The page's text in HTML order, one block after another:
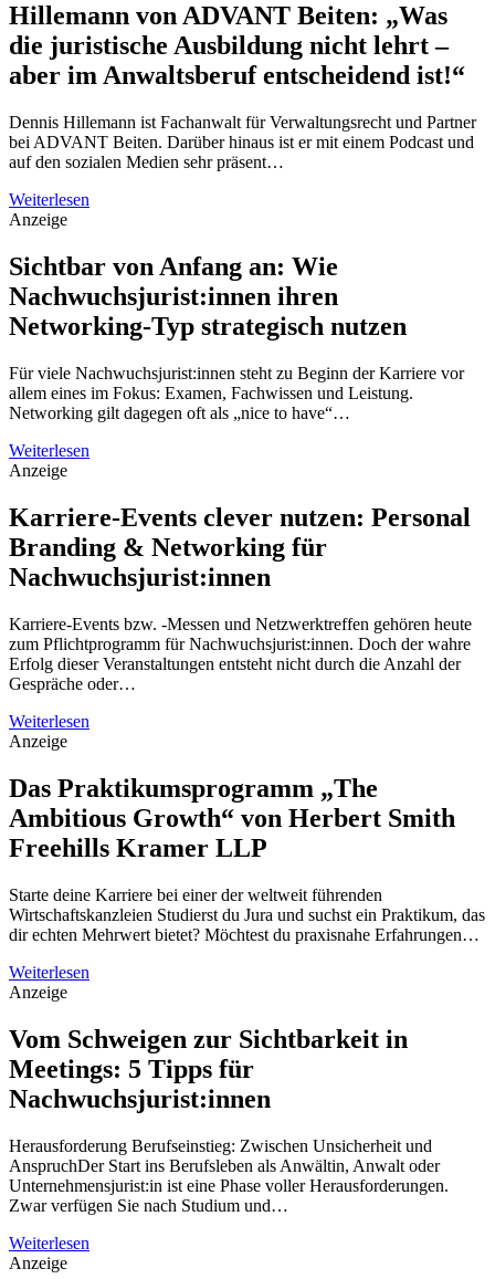
Hillemann von ADVANT Beiten: „Was
die juristische Ausbildung nicht lehrt –
aber im Anwaltsberuf entscheidend ist!“
Dennis Hillemann ist Fachanwalt für Verwaltungsrecht und Partner
bei ADVANT Beiten. Darüber hinaus ist er mit einem Podcast und
auf den sozialen Medien sehr präsent…
Weiterlesen
Anzeige
Sichtbar von Anfang an: Wie
Nachwuchsjurist:innen ihren
Networking-Typ strategisch nutzen
Für viele Nachwuchsjurist:innen steht zu Beginn der Karriere vor
allem eines im Fokus: Examen, Fachwissen und Leistung.
Networking gilt dagegen oft als „nice to have“…
Weiterlesen
Anzeige
Karriere-Events clever nutzen: Personal
Branding & Networking für
Nachwuchsjurist:innen
Karriere-Events bzw. -Messen und Netzwerktreffen gehören heute
zum Pflichtprogramm für Nachwuchsjurist:innen. Doch der wahre
Erfolg dieser Veranstaltungen entsteht nicht durch die Anzahl der
Gespräche oder…
Weiterlesen
Anzeige
Das Praktikumsprogramm „The
Ambitious Growth“ von Herbert Smith
Freehills Kramer LLP
Starte deine Karriere bei einer der weltweit führenden
Wirtschaftskanzleien Studierst du Jura und suchst ein Praktikum, das
dir echten Mehrwert bietet? Möchtest du praxisnahe Erfahrungen…
Weiterlesen
Anzeige
Vom Schweigen zur Sichtbarkeit in
Meetings: 5 Tipps für
Nachwuchsjurist:innen
Herausforderung Berufseinstieg: Zwischen Unsicherheit und
AnspruchDer Start ins Berufsleben als Anwältin, Anwalt oder
Unternehmensjurist:in ist eine Phase voller Herausforderungen.
Zwar verfügen Sie nach Studium und…
Weiterlesen
Anzeige